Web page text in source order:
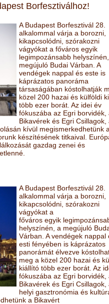
Borfesztiválhoz!
A Budapest Borfesztivál 28.
alkalommal várja a borozni,
kikapcsolódni, szórakozni
vágyókat a főváros egyik
legimpozánsabb
megújuló Budai Várban. A
vendégek nappal és este is
káprázatos panoráma
társaságában kóstolhatják
közel 200 hazai és külföldi
több ezer borát. Az idei év
fókuszába az Egri borvidék,
Bikavérek és Egri Csillagok,
kívül megismerkedhetünk a
készítésének titkaival.
gazdag zenei és
A Budapest Borfesztivál 28.
alkalommal várja a borozni,
kikapcsolódni, szórakozni
vágyókat a
főváros egyik
helyszínén, a megújuló
Várban. A vendégek nappal
esti fényében is káprázatos
panorámát élvezve
meg a közel 200 hazai és
kiállító több ezer borát. Az
fókuszába az Egri borvidék,
Bikavérek és Egri Csillagok,
helyi gasztronómia és
a Bikavért